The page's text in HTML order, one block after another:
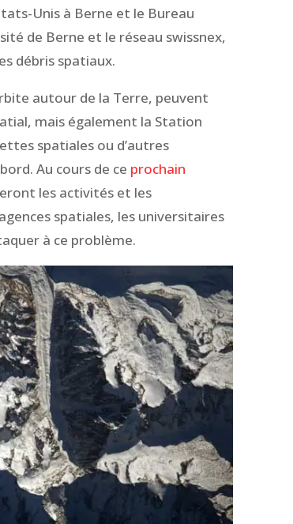
Unis à Berne et le Bureau
de Berne et le réseau swissnex,
débris spatiaux.
autour de la Terre, peuvent
mais également la Station
spatiales ou d’autres
Au cours de ce prochain
les activités et les
spatiales, les universitaires
à ce problème.